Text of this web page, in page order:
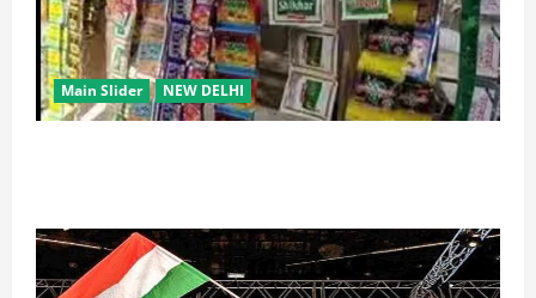
Main Slider NEW DELHI